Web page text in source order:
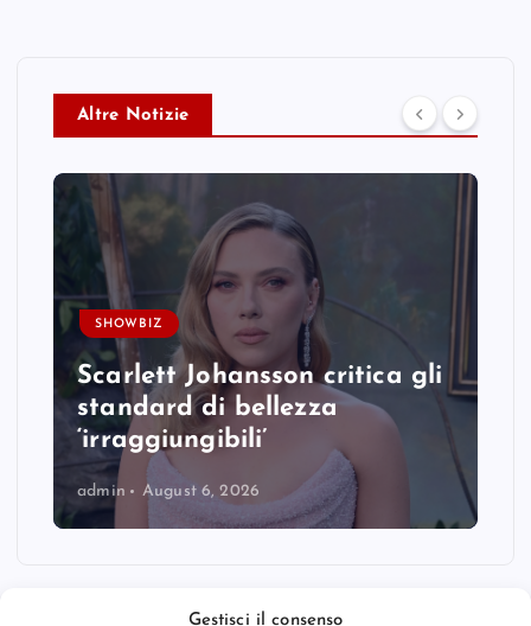
Gestisci il consenso
Altre Notizie
SHOWBIZ
Scarlett Johansson critica gli
standard di bellezza
‘irraggiungibili’
admin August 6, 2026